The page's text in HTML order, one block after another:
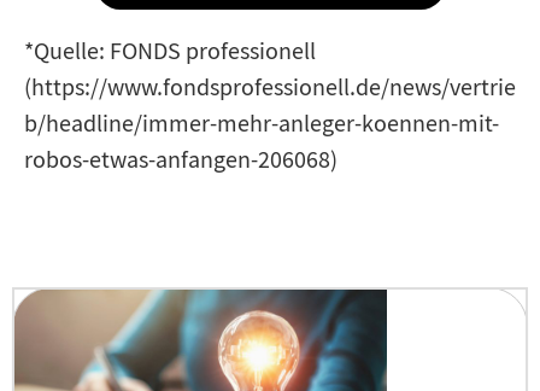
*Quelle: FONDS professionell
(https://www.fondsprofessionell.de/news/vertrie
b/headline/immer-mehr-anleger-koennen-mit-
robos-etwas-anfangen-206068)